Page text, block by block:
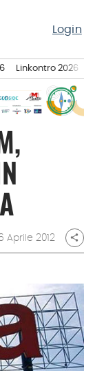
Login
Linkontro 2026
Aprile 2012 share